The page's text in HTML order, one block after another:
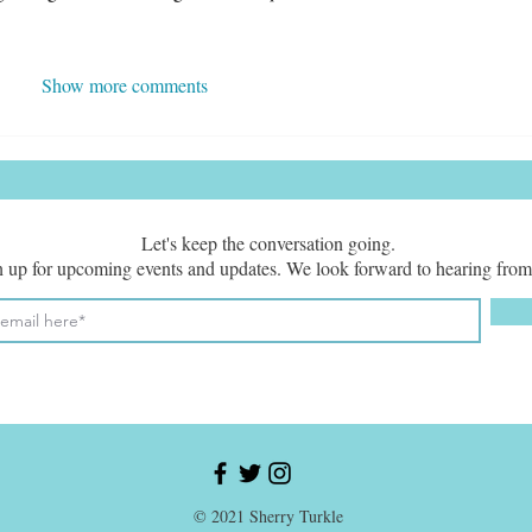
Show more comments
Let's keep the conversation going.
up for upcoming events and updates. We look forward to hearing
© 2021 Sherry Turkle